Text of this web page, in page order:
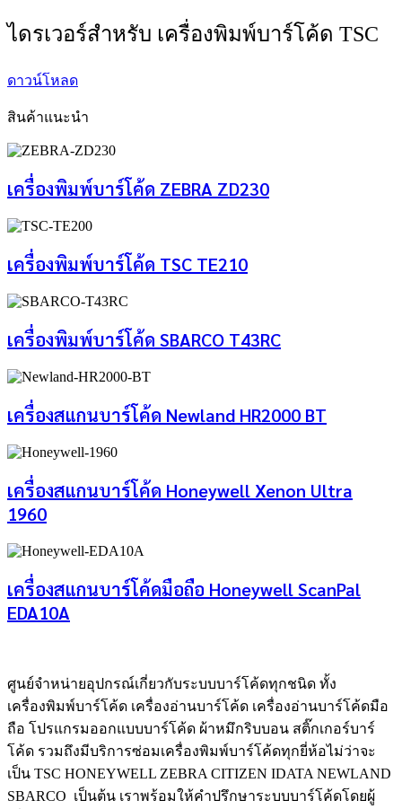
ไดรเวอร์สำหรับ เครื่องพิมพ์บาร์โค้ด TSC
ดาวน์โหลด
สินค้าแนะนำ
เครื่องพิมพ์บาร์โค้ด ZEBRA ZD230
เครื่องพิมพ์บาร์โค้ด TSC TE210
เครื่องพิมพ์บาร์โค้ด SBARCO T43RC
เครื่องสแกนบาร์โค้ด Newland HR2000 BT
เครื่องสแกนบาร์โค้ด Honeywell Xenon Ultra
1960
เครื่องสแกนบาร์โค้ดมือถือ Honeywell ScanPal
EDA10A
ศูนย์จําหน่ายอุปกรณ์เกี่ยวกับระบบบาร์โค้ดทุกชนิด ทั้ง
เครื่องพิมพ์บาร์โค้ด เครื่องอ่านบาร์โค้ด เครื่องอ่านบาร์โค้ดมือ
ถือ โปรแกรมออกแบบบาร์โค้ด ผ้าหมึกริบบอน สติ๊กเกอร์บาร์
โค้ด รวมถึงมีบริการซ่อมเครื่องพิมพ์บาร์โค้ดทุกยี่ห้อไม่ว่าจะ
เป็น TSC HONEYWELL ZEBRA CITIZEN IDATA NEWLAND
SBARCO เป็นต้น เราพร้อมให้คำปรึกษาระบบบาร์โค้ดโดยผู้